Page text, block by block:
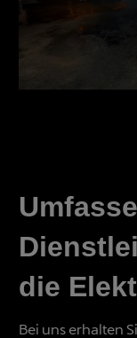
die
Bei uns erhalten